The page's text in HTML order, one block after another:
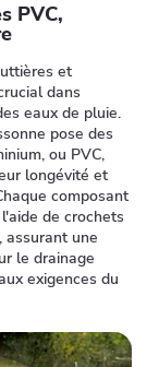
PVC,
et
dans
eaux de pluie.
pose des
ou PVC,
longévité et
composant
de crochets
assurant une
le drainage
exigences du